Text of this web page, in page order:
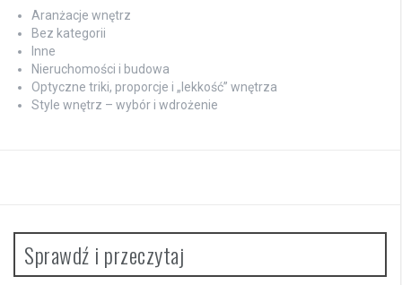
Aranżacje wnętrz
Bez kategorii
Inne
Nieruchomości i budowa
Optyczne triki, proporcje i „lekkość” wnętrza
Style wnętrz – wybór i wdrożenie
Sprawdź i przeczytaj